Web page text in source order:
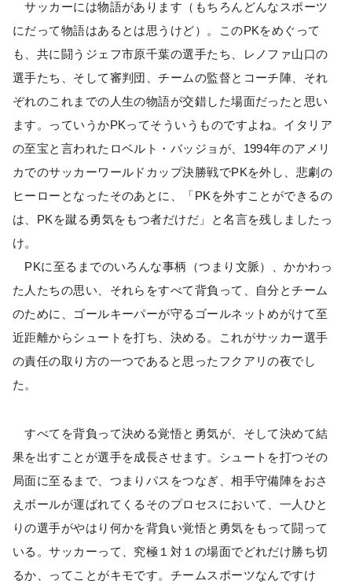
サッカーには物語があります（もちろんどんなスポーツ
にだって物語はあるとは思うけど）。このPKをめぐって
も、共に闘うジェフ市原千葉の選手たち、レノファ山口の
選手たち、そして審判団、チームの監督とコーチ陣、それ
ぞれのこれまでの人生の物語が交錯した場面だったと思い
ます。っていうかPKってそういうものですよね。イタリア
の至宝と言われたロベルト・バッジョが、1994年のアメリ
カでのサッカーワールドカップ決勝戦でPKを外し、悲劇の
ヒーローとなったそのあとに、「PKを外すことができるの
は、PKを蹴る勇気をもつ者だけだ」と名言を残しましたっ
け。
PKに至るまでのいろんな事柄（つまり文脈）、かかわっ
た人たちの思い、それらをすべて背負って、自分とチーム
のために、ゴールキーパーが守るゴールネットめがけて至
近距離からシュートを打ち、決める。これがサッカー選手
の責任の取り方の一つであると思ったフクアリの夜でし
た。
すべてを背負って決める覚悟と勇気が、そして決めて結
果を出すことが選手を成長させます。シュートを打つその
局面に至るまで、つまりパスをつなぎ、相手守備陣をおさ
えボールが運ばれてくるそのプロセスにおいて、一人ひと
りの選手がやはり何かを背負い覚悟と勇気をもって闘って
いる。サッカーって、究極１対１の場面でどれだけ勝ち切
るか、ってことがキモです。チームスポーツなんですけ